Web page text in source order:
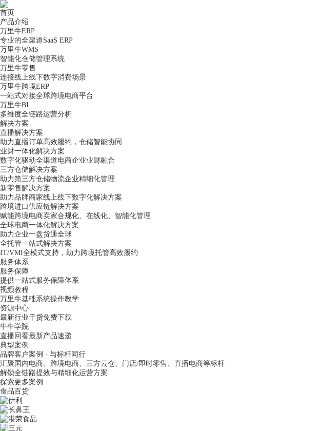
首页
产品介绍
万里牛ERP
专业的全渠道SaaS ERP
万里牛WMS
智能化仓储管理系统
万里牛零售
连接线上线下数字消费场景
万里牛跨境ERP
一站式对接全球跨境电商平台
万里牛BI
多维度全链路运营分析
解决方案
直播解决方案
助力直播订单高效履约，仓储智能协同
业财一体化解决方案
数字化驱动全渠道电商企业业财融合
三方仓储解决方案
助力第三方仓储物流企业精细化管理
新零售解决方案
助力品牌商家线上线下数字化解决方案
跨境进口供应链解决方案
赋能跨境电商卖家合规化、在线化、智能化管理
全球电商一体化解决方案
助力企业一盘货通全球
全托管一站式解决方案
IT/VMI全模式支持，助力跨境托管高效履约
服务体系
服务保障
提供一站式服务保障体系
视频教程
万里牛基础系统操作教学
资源中心
最新行业干货免费下载
牛牛学院
直播回看最新产品速递
典型案例
品牌客户案例 · 与标杆同行
汇聚国内电商、跨境电商、三方云仓、门店/即时零售、直播电商等标杆
解锁全链路提效与精细化运营方案
探索更多案例
食品百货